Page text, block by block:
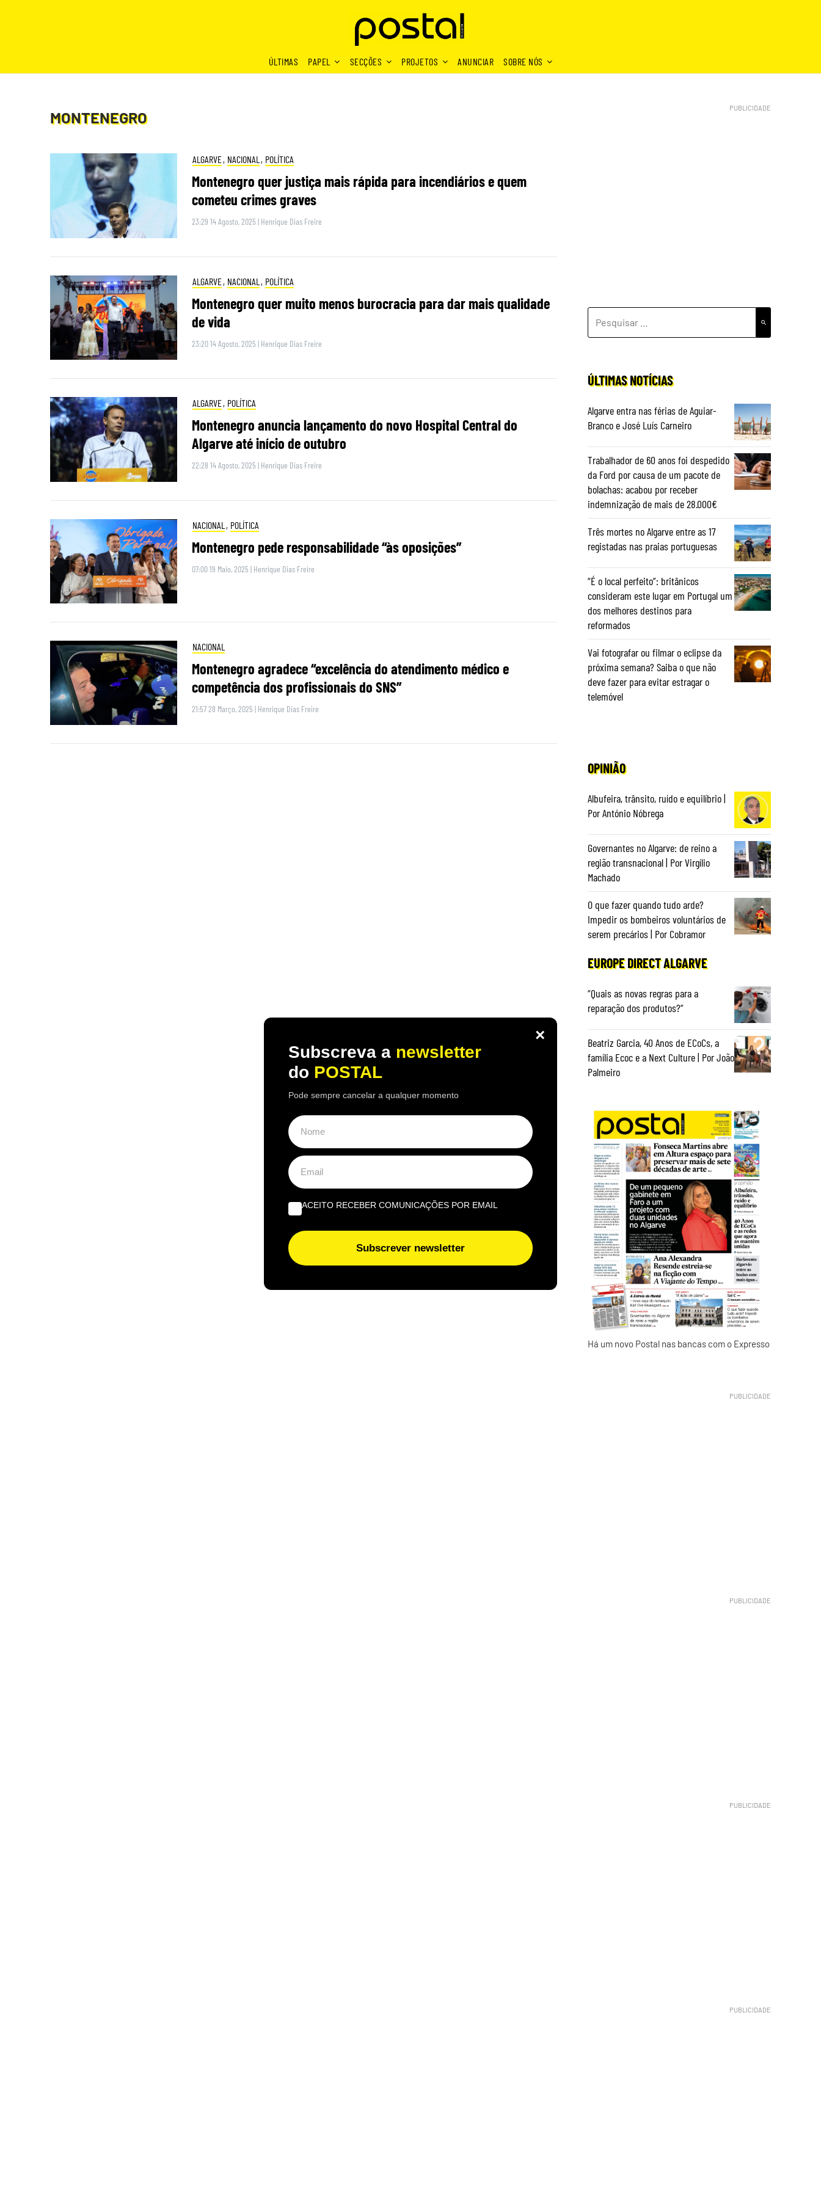
ÚLTIMAS
PAPEL SECÇÕES PROJETOS ANUNCIAR SOBRE NÓS
MONTENEGRO
ALGARVE, NACIONAL , POLÍTICA
Montenegro quer justiça mais rápida para incendiários e quem
cometeu crimes graves
23:29 14 Agosto, 2025 | Henrique Dias Freire
ALGARVE, NACIONAL , POLÍTICA
Montenegro quer muito menos burocracia para dar mais qualidade
de vida
23:20 14 Agosto, 2025 | Henrique Dias Freire
ALGARVE, POLÍTICA
Montenegro anuncia lançamento do novo Hospital Central do
Algarve até início de outubro
22:28 14 Agosto, 2025 | Henrique Dias Freire
NACIONAL , POLÍTICA
Montenegro pede responsabilidade “às oposições”
07:00 19 Maio, 2025 | Henrique Dias Freire
NACIONAL
Montenegro agradece “excelência do atendimento médico e
competência dos profissionais do SNS”
21:57 28 Março, 2025 | Henrique Dias Freire
POR:
ÚLTIMAS NOTÍCIAS
Algarve entra nas férias de Aguiar-
Branco e José Luís Carneiro
Trabalhador de 60 anos foi despedido
da Ford por causa de um pacote de
bolachas: acabou por receber
indemnização de mais de 28.000€
Três mortes no Algarve entre as 17
registadas nas praias portuguesas
“É o local perfeito”: britânicos
consideram este lugar em Portugal um
dos melhores destinos para
reformados
Vai fotografar ou filmar o eclipse da
próxima semana? Saiba o que não
deve fazer para evitar estragar o
telemóvel
OPINIÃO
Albufeira, trânsito, ruído e equilíbrio |
Por António Nóbrega
Governantes no Algarve: de reino a
região transnacional | Por Virgílio
Machado
O que fazer quando tudo arde?
Impedir os bombeiros voluntários de
serem precários | Por Cobramor
EUROPE DIRECT ALGARVE
“Quais as novas regras para a
reparação dos produtos?”
Beatriz Garcia, 40 Anos de ECoCs, a
família Ecoc e a Next Culture | Por João
Palmeiro
Há um novo Postal nas bancas com o Expresso
×
Subscreva a newsletter
do POSTAL
Pode sempre cancelar a qualquer momento
ACEITO RECEBER COMUNICAÇÕES POR EMAIL
Subscrever newsletter